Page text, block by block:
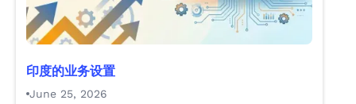
印度的业务设置
June 25, 2026